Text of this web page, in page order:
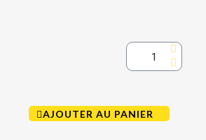
AJOUTER AU PANIER